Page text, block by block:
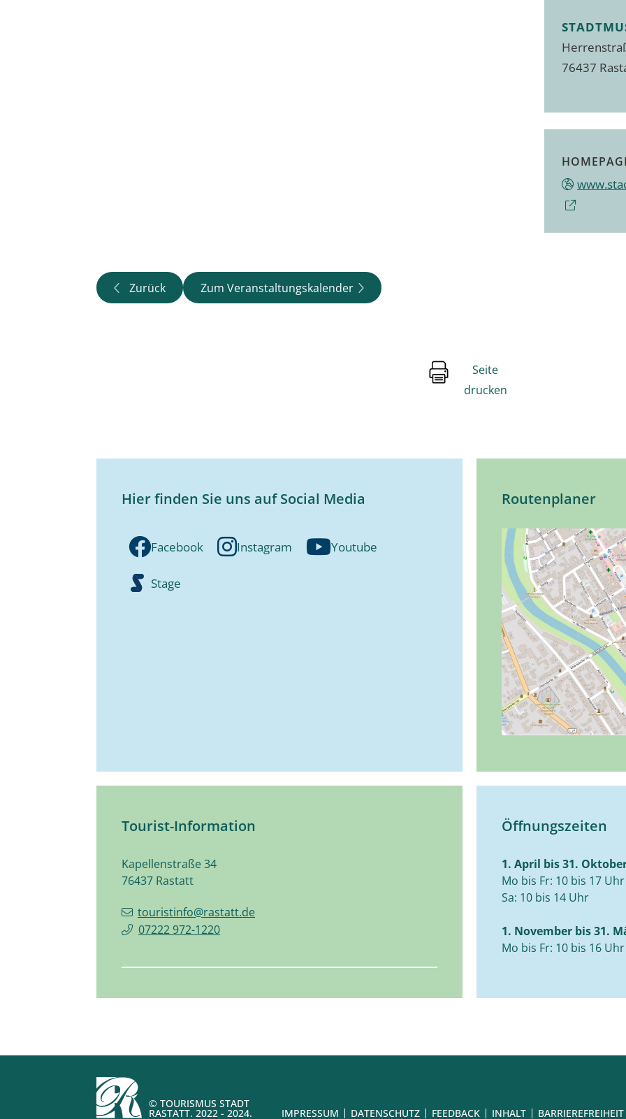
76437
Zurück Zum Veranstaltungskalender
Seite
drucken
Hier finden Sie uns auf Social Media
Facebook Instagram Youtube
Stage
Routenplaner
Tourist-Information
Kapellenstraße 34
76437 Rastatt
touristinfo@rastatt.de
07222 972-1220
Öffnungszeiten
1. April bis 31.
Mo bis Fr: 10 bis 17 Uhr
Sa: 10 bis 14 Uhr
1. November bis 31.
Mo bis Fr: 10 bis 16 Uhr
© TOURISMUS STADT
RASTATT. 2022 - 2024. IMPRESSUM DATENSCHUTZ FEEDBACK INHALT BARRIEREFREIHEIT